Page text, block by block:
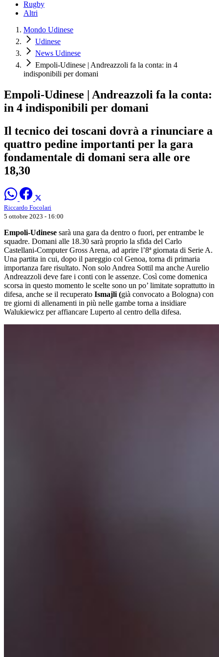
Rugby
Altri
Mondo Udinese
Udinese
News Udinese
Empoli-Udinese | Andreazzoli fa la conta: in 4
indisponibili per domani
Empoli-Udinese | Andreazzoli fa la conta:
in 4 indisponibili per domani
Il tecnico dei toscani dovrà a rinunciare a
quattro pedine importanti per la gara
fondamentale di domani sera alle ore
18,30
Riccardo Focolari
5 ottobre 2023 - 16:00
Empoli-Udinese sarà una gara da dentro o fuori, per entrambe le
squadre. Domani alle 18.30 sarà proprio la sfida del Carlo
Castellani-Computer Gross Arena, ad aprire l’8ª giornata di Serie A.
Una partita in cui, dopo il pareggio col Genoa, torna di primaria
importanza fare risultato. Non solo Andrea Sottil ma anche Aurelio
Andreazzoli deve fare i conti con le assenze. Così come domenica
scorsa in questo momento le scelte sono un po’ limitate soprattutto in
difesa, anche se il recuperato Ismajli (già convocato a Bologna) con
tre giorni di allenamenti in più nelle gambe torna a insidiare
Walukiewicz per affiancare Luperto al centro della difesa.